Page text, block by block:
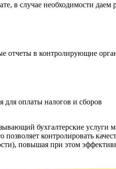
в случае необходимости даем
отчеты в контролирующие
оплаты налогов и сборов
бухгалтерские услуги
позволяет контролировать
повышая при этом